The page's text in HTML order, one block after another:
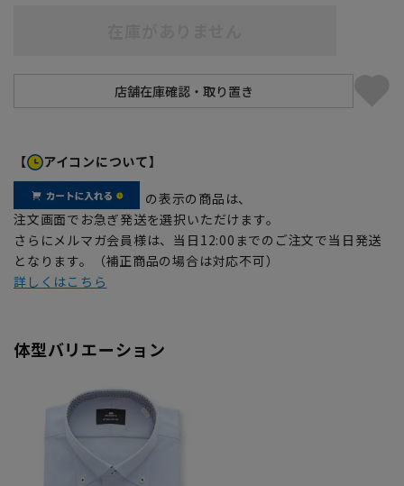
【 アイコンについて】
の表示の商品は、
注文画面でお急ぎ発送を選択いただけます。
さらにメルマガ会員様は、当日12:00までのご注文で当日発送
となります。（補正商品の場合は対応不可）
詳しくはこちら
体型バリエーション